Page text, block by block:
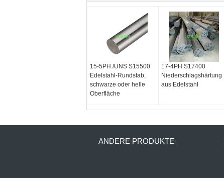
15-5PH /UNS S15500
Edelstahl-Rundstab,
schwarze oder helle
Oberfläche
17-4PH S17400
Niederschlagshärtung
aus Edelstahl
ANDERE PRODUKTE